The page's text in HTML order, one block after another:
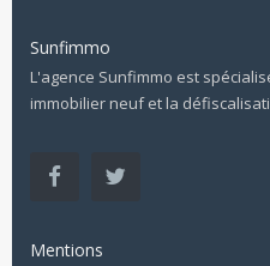
Sunfimmo
L'agence Sunfimmo est
immobilier neuf et la
Mentions